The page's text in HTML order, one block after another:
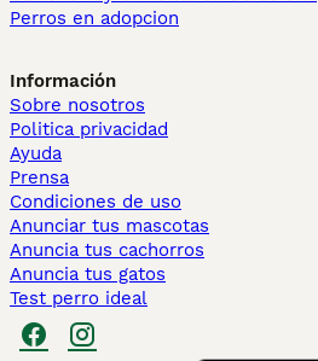
Perros en adopcion
Información
Sobre nosotros
Politica privacidad
Ayuda
Prensa
Condiciones de uso
Anunciar tus mascotas
Anuncia tus cachorros
Anuncia tus gatos
Test perro ideal